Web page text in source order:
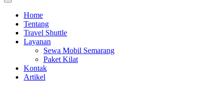
Home
Tentang
Travel Shuttle
Layanan
Sewa Mobil Semarang
Paket Kilat
Kontak
Artikel